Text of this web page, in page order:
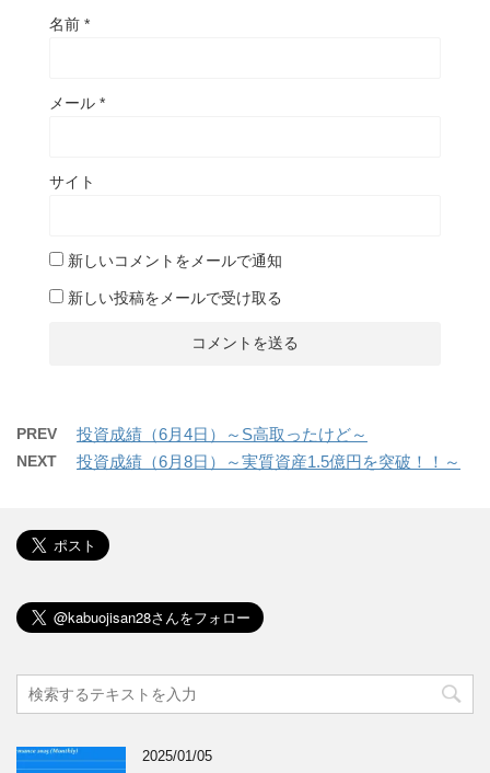
名前 *
メール *
サイト
新しいコメントをメールで通知
新しい投稿をメールで受け取る
PREV 投資成績（6月4日）～S高取ったけど～
NEXT 投資成績（6月8日）～実質資産1.5億円を突破！！～
2025/01/05